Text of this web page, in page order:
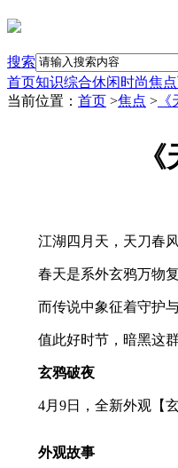
搜索
首页知识综合休闲时尚焦点
当前位置： 首页 >焦点 >
江湖四月天，天刀春风
春天是系外玄鸦万物复
而传说中象征着守护与
值此好时节，暗黑这群
玄鸦破夜
4月9日，全新外观【玄
外观故事